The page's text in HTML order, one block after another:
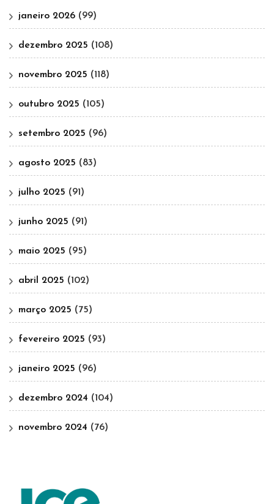
janeiro 2026 (99)
dezembro 2025 (108)
novembro 2025 (118)
outubro 2025 (105)
setembro 2025 (96)
agosto 2025 (83)
julho 2025 (91)
junho 2025 (91)
maio 2025 (95)
abril 2025 (102)
março 2025 (75)
fevereiro 2025 (93)
janeiro 2025 (96)
dezembro 2024 (104)
novembro 2024 (76)